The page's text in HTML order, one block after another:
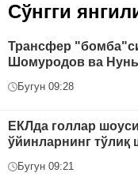
Сўнгги
Трансфер
Шомуродов ва
Бугун 09:28
ЕКЛда голлар
ўйинларнинг тўлиқ
Бугун 09:21